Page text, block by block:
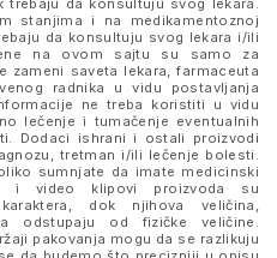
trebaju da konsultuju svog lekara.
stanjima i na medikamentoznoj
da konsultuju svog lekara i/ili
na ovom sajtu su samo za
zameni saveta lekara, farmaceuta
radnika u vidu postavljanja
ne treba koristiti u vidu
lečenje i tumačenje eventualnih
Dodaci ishrani i ostali proizvodi
tretman i/ili lečenje bolesti.
sumnjate da imate medicinski
i video klipovi proizvoda su
dok njihova veličina,
odstupaju od fizičke veličine.
pakovanja mogu da se razlikuju